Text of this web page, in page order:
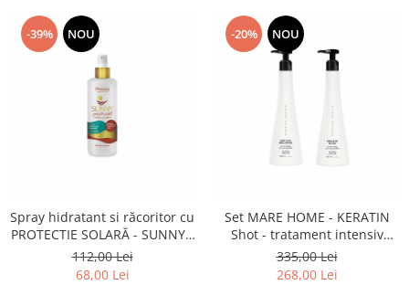
-39% NOU
Spray hidratant si răcoritor cu
PROTECTIE SOLARĂ - SUNNY -
PROCO - 250 ml
112,00 Lei
68,00 Lei
-20% NOU
Set MARE HOME - KERATIN
Shot - tratament intensiv
pentru părul distrus (șampon
950 ml + mască 950 ml)
335,00 Lei
268,00 Lei